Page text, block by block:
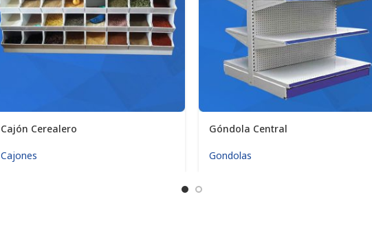
Cajón Cerealero
Cajones
Góndola Central
Gondolas